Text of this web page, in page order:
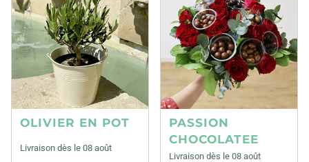
OLIVIER EN POT
Livraison dès le 08 août
PASSION
CHOCOLATEE
Livraison dès le 08 août